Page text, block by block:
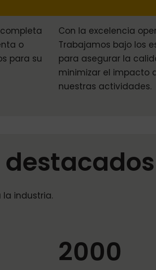
o
para su
Con la excelencia
Trabajamos bajo los
para asegurar la
minimizar el impacto
nuestras actividades.
industria.
2000